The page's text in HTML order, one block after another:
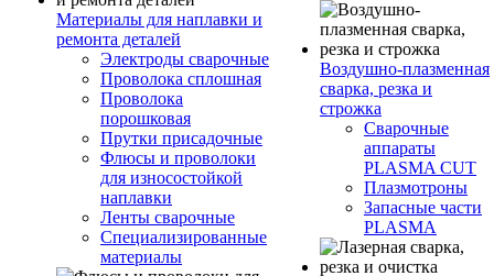
Материалы для наплавки и
ремонта деталей
Электроды сварочные
Проволока сплошная
Проволока
порошковая
Прутки присадочные
Флюсы и проволоки
для износостойкой
наплавки
Ленты сварочные
Специализированные
материалы
Воздушно-плазменная
сварка, резка и
строжка
Сварочные
аппараты
PLASMA CUT
Плазмотроны
Запасные части
PLASMA